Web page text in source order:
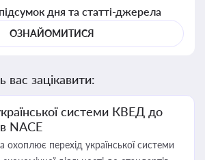
дня та статті-джерела
ОЗНАЙОМИТИСЯ
вас зацікавити:
системи КВЕД до
NACE
охоплює перехід української системи